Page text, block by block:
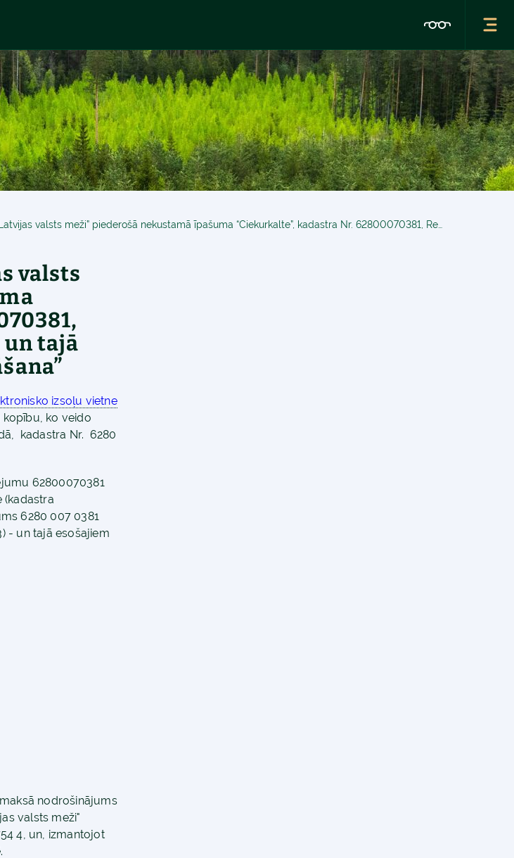
valsts
un tajā
izsoļu vietne
ko veido
kadastra Nr. 6280
62800070381
(kadastra
6280 007 0381
- un tajā esošajiem
nodrošinājums
valsts meži"
4, un, izmantojot